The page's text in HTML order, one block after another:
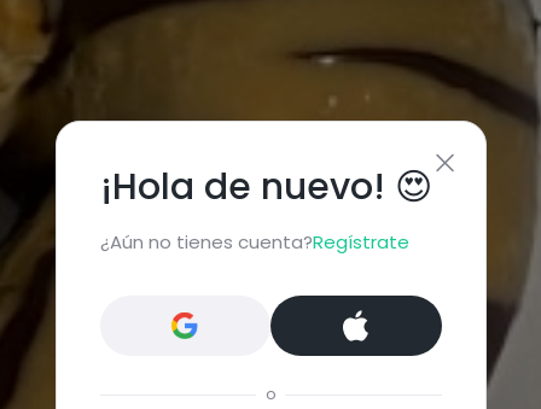
¡Hola de nuevo! 😍
¿Aún no tienes cuenta?Regístrate
o